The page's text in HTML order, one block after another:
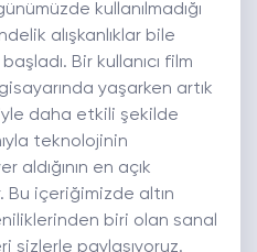
kullanılmadığı
alışkanlıklar bile
Bir kullanıcı film
yaşarken artık
daha etkili şekilde
teknolojinin
aldığının en açık
içeriğimizde altın
biri olan sanal
sizlerle paylaşıyoruz.